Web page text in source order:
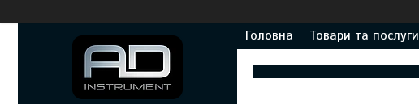
Головна Товари та послуги